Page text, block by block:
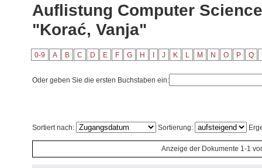
Auflistung Computer
"Korać, Vanja"
0-9 A B C D E F G H J K L M N O P Q
Oder geben Sie die ersten Buchstaben ein:
Sortiert nach: Sortierung:
Anzeige der Dokumente 1-1